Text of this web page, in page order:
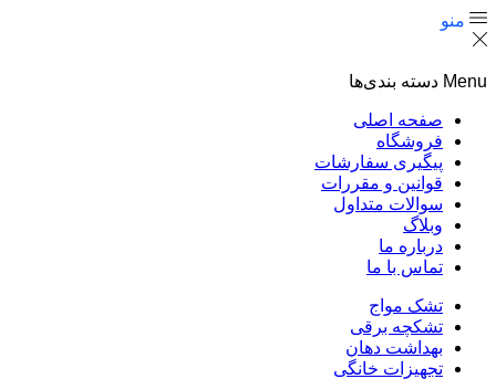
منو
Menu دسته بندی‌ها
صفحه اصلی
فروشگاه
پیگیری سفارشات
قوانین و مقررات
سوالات متداول
وبلاگ
درباره ما
تماس با ما
تشک مواج
تشکچه برقی
بهداشت دهان
تجهیزات خانگی